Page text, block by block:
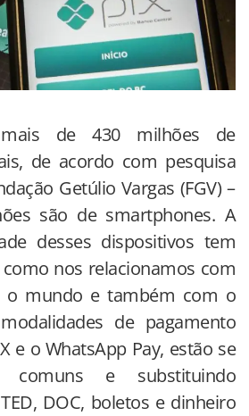
de 430 milhões de
de acordo com pesquisa
Getúlio Vargas (FGV) –
são de smartphones. A
desses dispositivos tem
nos relacionamos com
o mundo e também com o
de pagamento
e o WhatsApp Pay, estão se
comuns e substituindo
DOC, boletos e dinheiro